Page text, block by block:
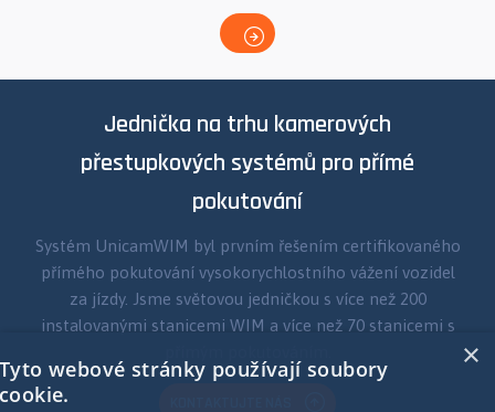
Jednička na trhu kamerových
přestupkových systémů pro přímé
pokutování
Systém UnicamWIM byl prvním řešením certifikovaného
přímého pokutování vysokorychlostního vážení vozidel
za jízdy. Jsme světovou jedničkou s více než 200
instalovanými stanicemi WIM a více než 70 stanicemi s
×
Tyto webové stránky používají soubory
cookie.